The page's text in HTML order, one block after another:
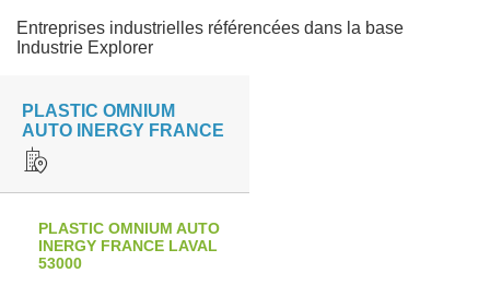
Entreprises industrielles référencées dans la base
Industrie Explorer
PLASTIC OMNIUM
AUTO INERGY FRANCE
PLASTIC OMNIUM AUTO
INERGY FRANCE LAVAL
53000